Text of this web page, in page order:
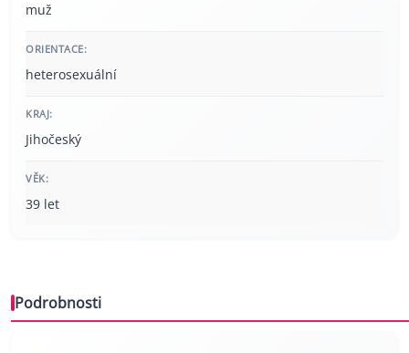
muž
ORIENTACE:
heterosexuální
KRAJ:
Jihočeský
VĚK:
39 let
Podrobnosti